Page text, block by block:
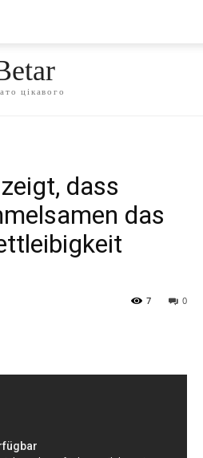
цікавого
dass
das
0
7